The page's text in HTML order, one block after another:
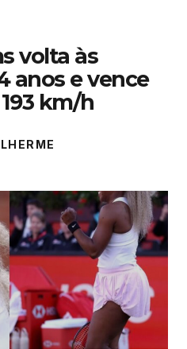
volta às
anos e vence
km/h